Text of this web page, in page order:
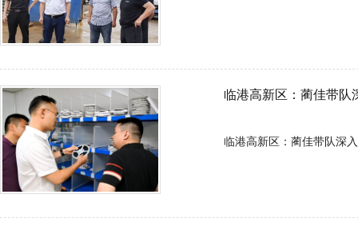
临港高新区：蔺佳带队
临港高新区：蔺佳带队深